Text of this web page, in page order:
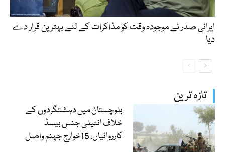
تازہ ترین
بلوچستان میں دہشتگردوں کے
خلاف انٹیلی جنس بیسڈ
کارروائیاں، 15خوارج جہنم واصل
ایرانی صدر نے موجودہ وقت کو مذاکرات کے لئے بہترین قرار دے
دیا